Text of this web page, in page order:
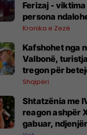
Ferizaj -
persona
Kronika e Zezë
Kafshohet nga
Valbonë,
tregon për
mbijetesë
Shqipëri
Shtatzënia me
reagon ashpër
gabuar,